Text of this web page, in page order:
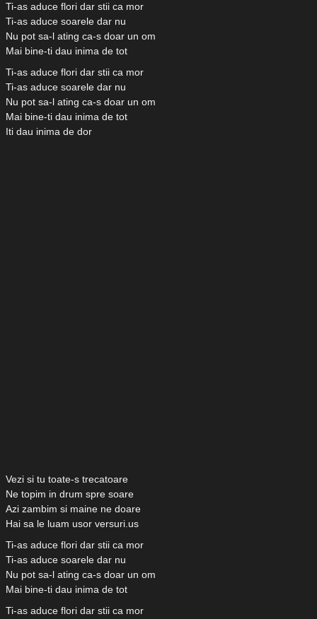
Ti-as aduce flori dar stii ca mor
Ti-as aduce soarele dar nu
Nu pot sa-l ating ca-s doar un om
Mai bine-ti dau inima de tot
Ti-as aduce flori dar stii ca mor
Ti-as aduce soarele dar nu
Nu pot sa-l ating ca-s doar un om
Mai bine-ti dau inima de tot
Iti dau inima de dor
Vezi si tu toate-s trecatoare
Ne topim in drum spre soare
Azi zambim si maine ne doare
Hai sa le luam usor versuri.us
Ti-as aduce flori dar stii ca mor
Ti-as aduce soarele dar nu
Nu pot sa-l ating ca-s doar un om
Mai bine-ti dau inima de tot
Ti-as aduce flori dar stii ca mor